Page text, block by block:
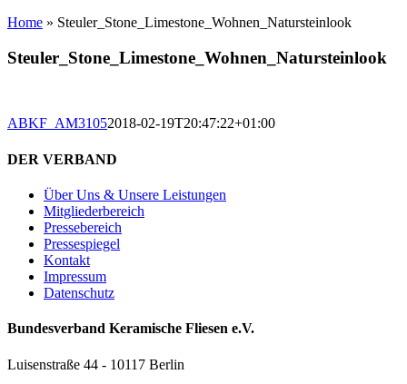
Home » Steuler_Stone_Limestone_Wohnen_Natursteinlook
Steuler_Stone_Limestone_Wohnen_Natursteinlook
ABKF_AM31052018-02-19T20:47:22+01:00
DER VERBAND
Über Uns & Unsere Leistungen
Mitgliederbereich
Pressebereich
Pressespiegel
Kontakt
Impressum
Datenschutz
Bundesverband Keramische Fliesen e.V.
Luisenstraße 44 - 10117 Berlin